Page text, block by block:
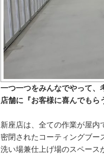
一つ一つをみんなでやって、
店舗に『お客様に喜んでもら
新座店は、全ての作業が屋内
密閉されたコーティングブー
洗い場兼仕上げ場のスペース